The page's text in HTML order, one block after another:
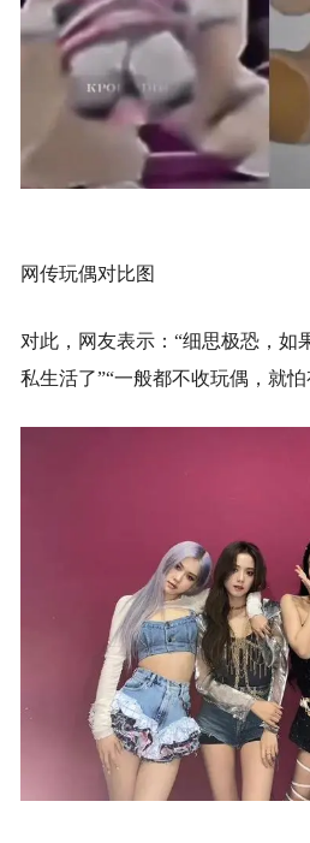
网传玩偶对比图
对此，网友表示：“细思极恐，如
私生活了”“一般都不收玩偶，就怕